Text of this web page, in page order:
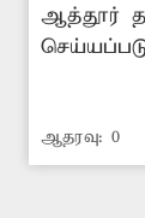
ஆத்தூர்
எனவே
ஆதரவு: 0